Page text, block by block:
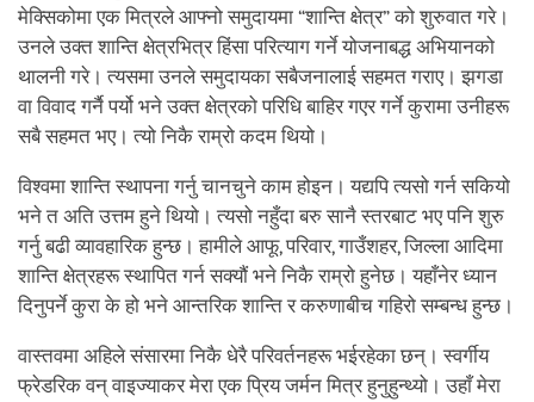
मेक्सिकोमा एक मित्रले आफ्नो समुदायमा “शान्ति क्षेत्र” को शुरुवात गरे।
उनले उक्त शान्ति क्षेत्रभित्र हिंसा परित्याग गर्ने योजनाबद्ध अभियानको
थालनी गरे। त्यसमा उनले समुदायका सबैजनालाई सहमत गराए। झगडा
वा विवाद गर्नै पर्यो भने उक्त क्षेत्रको परिधि बाहिर गएर गर्ने कुरामा उनीहरू
सबै सहमत भए। त्यो निकै राम्रो कदम थियो।
विश्वमा शान्ति स्थापना गर्नु चानचुने काम होइन। यद्यपि त्यसो गर्न सकियो
भने त अति उत्तम हुने थियो। त्यसो नहुँदा बरु सानै स्तरबाट भए पनि शुरु
गर्नु बढी व्यावहारिक हुन्छ। हामीले आफू, परिवार, गाउँशहर, जिल्ला आदिमा
शान्ति क्षेत्रहरू स्थापित गर्न सक्यौं भने निकै राम्रो हुनेछ। यहाँनेर ध्यान
दिनुपर्ने कुरा के हो भने आन्तरिक शान्ति र करुणाबीच गहिरो सम्बन्ध हुन्छ।
वास्तवमा अहिले संसारमा निकै धेरै परिवर्तनहरू भईरहेका छन्। स्वर्गीय
फ्रेडरिक वन् वाइज्याकर मेरा एक प्रिय जर्मन मित्र हुनुहुन्थ्यो। उहाँ मेरा